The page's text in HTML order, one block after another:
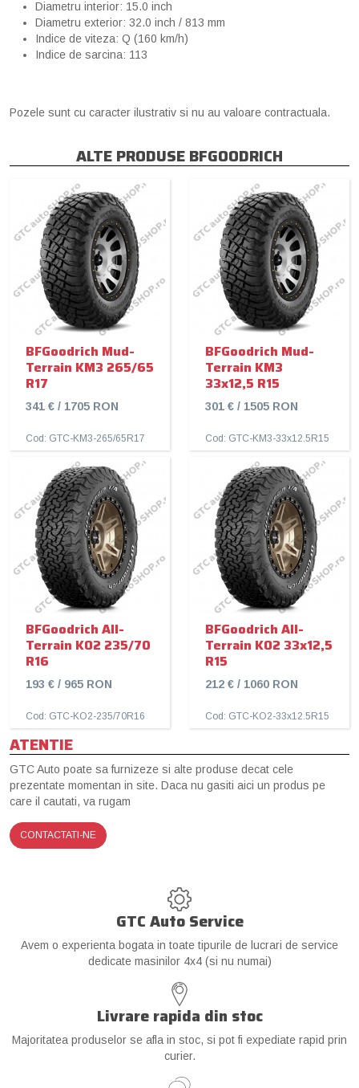
Diametru interior: 15.0 inch
Diametru exterior: 32.0 inch / 813 mm
Indice de viteza: Q (160 km/h)
Indice de sarcina: 113
Pozele sunt cu caracter ilustrativ si nu au valoare contractuala.
ALTE PRODUSE BFGOODRICH
BFGoodrich Mud-
Terrain KM3 265/65
R17
341 € / 1705 RON
Cod: GTC-KM3-265/65R17
BFGoodrich Mud-
Terrain KM3
33x12,5 R15
301 € / 1505 RON
Cod: GTC-KM3-33x12.5R15
BFGoodrich All-
Terrain KO2 235/70
R16
193 € / 965 RON
Cod: GTC-KO2-235/70R16
BFGoodrich All-
Terrain KO2 33x12,5
R15
212 € / 1060 RON
Cod: GTC-KO2-33x12.5R15
ATENTIE
GTC Auto poate sa furnizeze si alte produse decat cele
prezentate momentan in site. Daca nu gasiti aici un produs pe
care il cautati, va rugam
CONTACTATI-NE
GTC Auto Service
Avem o experienta bogata in toate tipurile de lucrari de service
dedicate masinilor 4x4 (si nu numai)
Livrare rapida din stoc
Majoritatea produselor se afla in stoc, si pot fi expediate rapid prin
curier.